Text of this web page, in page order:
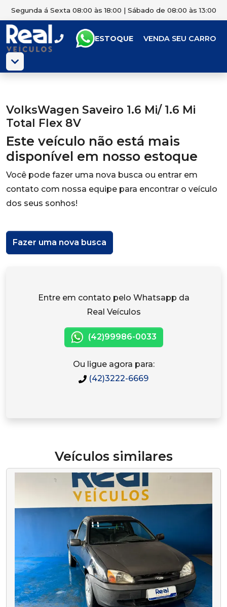
Segunda á Sexta 08:00 às 18:00 | Sábado de 08:00 às 13:00
ESTOQUE VENDA SEU CARRO
VolksWagen Saveiro 1.6 Mi/ 1.6 Mi
Total Flex 8V
Este veículo não está mais
disponível em nosso estoque
Você pode fazer uma nova busca ou entrar em
contato com nossa equipe para encontrar o veículo
dos seus sonhos!
Fazer uma nova busca
Entre em contato pelo Whatsapp da
Real Veículos
(42)99986-0033
Ou ligue agora para:
(42)3222-6669
Veículos similares